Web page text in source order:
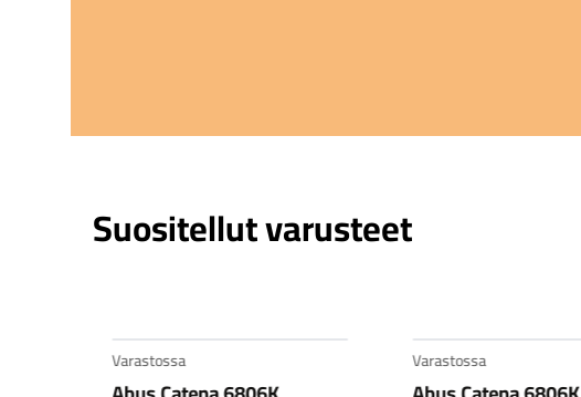
Suositellut varusteet
Varastossa Varastossa